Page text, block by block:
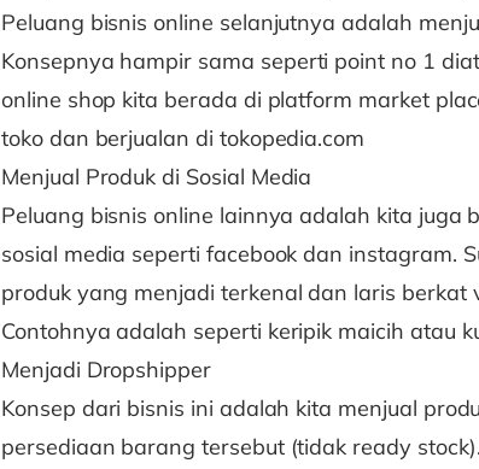
Peluang bisnis online selanjutnya adalah
Konsepnya hampir sama seperti point no 1
online shop kita berada di platform market
toko dan berjualan di tokopedia.com
Menjual Produk di Sosial Media
Peluang bisnis online lainnya adalah kita juga
sosial media seperti facebook dan instagram.
produk yang menjadi terkenal dan laris berkat
Contohnya adalah seperti keripik maicih atau
Menjadi Dropshipper
Konsep dari bisnis ini adalah kita menjual
persediaan barang tersebut (tidak ready